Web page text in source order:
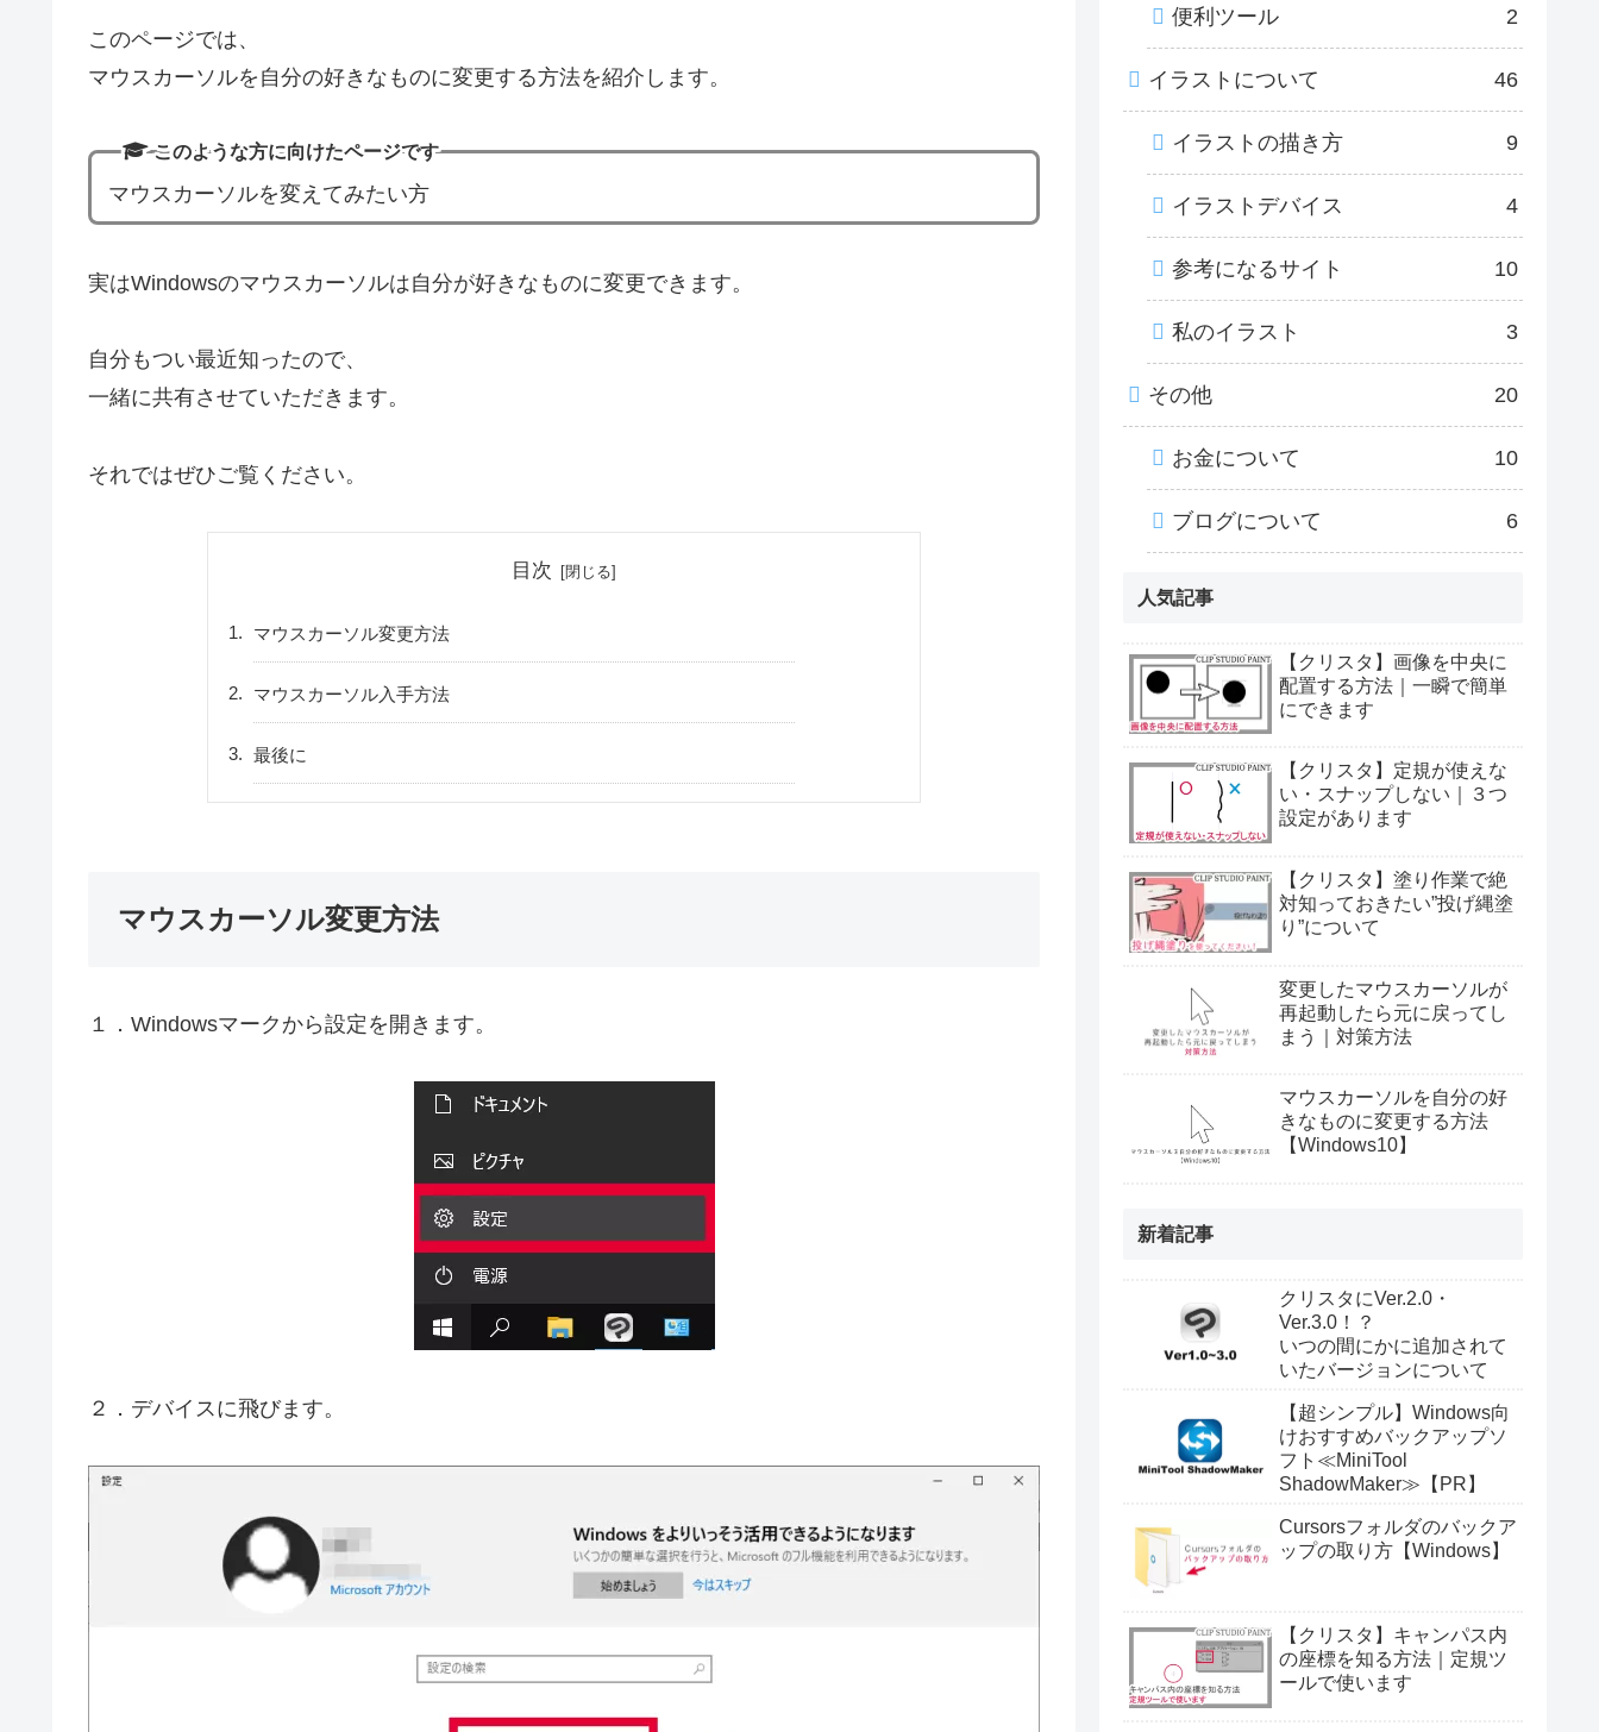
このページでは、
マウスカーソルを自分の好きなものに変更する方法を紹介します。
このような方に向けたページです
マウスカーソルを変えてみたい方
実はWindowsのマウスカーソルは自分が好きなものに変更できます。
自分もつい最近知ったので、
一緒に共有させていただきます。
それではぜひご覧ください。
目次
マウスカーソル変更方法
マウスカーソル入手方法
最後に
マウスカーソル変更方法
１．Windowsマークから設定を開きます。
２．デバイスに飛びます。
便利ツール 2
イラストについて 46
イラストの描き方 9
イラストデバイス 4
参考になるサイト 10
私のイラスト 3
その他 20
お金について 10
ブログについて 6
人気記事
【クリスタ】画像を中央に
配置する方法｜一瞬で簡単
にできます
【クリスタ】定規が使えな
い・スナップしない｜３つ
設定があります
【クリスタ】塗り作業で絶
対知っておきたい”投げ縄塗
り”について
変更したマウスカーソルが
再起動したら元に戻ってし
まう｜対策方法
マウスカーソルを自分の好
きなものに変更する方法
【Windows10】
新着記事
クリスタにVer.2.0・
Ver.3.0！？
いつの間にかに追加されて
いたバージョンについて
【超シンプル】Windows向
けおすすめバックアップソ
フト≪MiniTool
ShadowMaker≫【PR】
Cursorsフォルダのバックア
ップの取り方【Windows】
【クリスタ】キャンパス内
の座標を知る方法｜定規ツ
ールで使います